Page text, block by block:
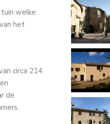
welke
het
circa 214
de